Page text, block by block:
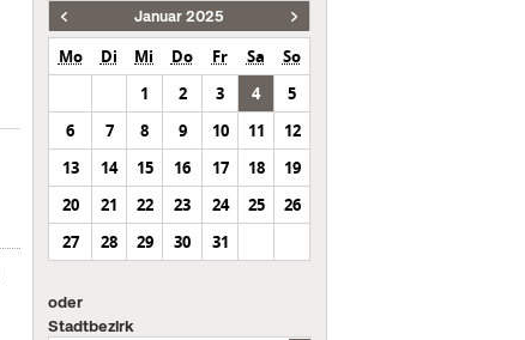
Januar 2025
Mo Di Mi Do Fr Sa
So
1
2 3 4
5
6
7 8 9 10 11
12
13
14 15 16 17 18
19
20
21 22 23 24 25
26
27
28 29 30 31
oder
Stadtbezirk